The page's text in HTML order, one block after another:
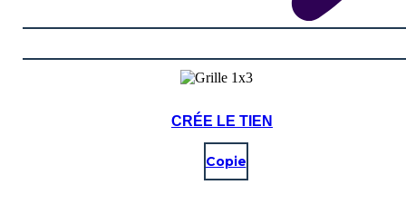
CRÉE LE TIEN
Copie